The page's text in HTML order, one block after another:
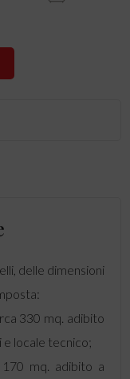
delle dimensioni
330 mq. adibito
e locale tecnico;
mq. adibito a